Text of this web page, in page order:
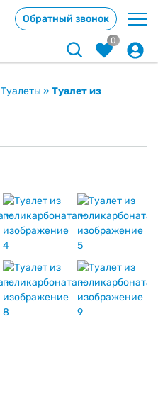
Обратный звонок
0
Туалеты » Туалет из